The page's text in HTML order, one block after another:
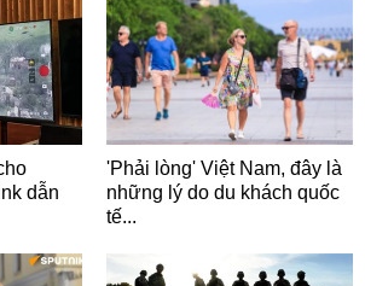
dẫn
'Phải lòng' Việt Nam, đây là
những lý do du khách quốc
tế...